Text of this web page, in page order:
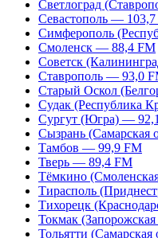
Светлоград
Севастополь —
Симферополь
Смоленск — 88,4 FM
Советск
Ставрополь — 93,0
Старый Оскол
Судак (Республика
Сургут (Югра) —
Сызрань (Самарская
Тамбов — 99,9 FM
Тверь — 89,4 FM
Тёмкино
Тирасполь
Тихорецк
Токмак
Тольятти